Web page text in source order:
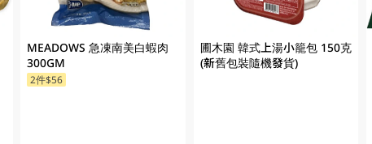
MEADOWS 急凍南美白蝦肉
300GM
2件$56
圃木園 韓式上湯小籠包 150克
(新舊包裝隨機發貨)